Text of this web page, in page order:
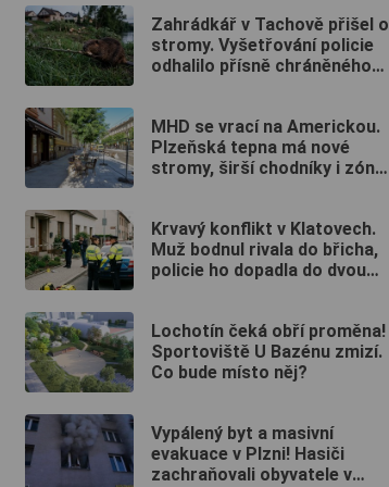
Zahrádkář v Tachově přišel o
stromy. Vyšetřování policie
odhalilo přísně chráněného
MHD se vrací na Americkou.
Plzeňská tepna má nové
stromy, širší chodníky i zónu
Krvavý konflikt v Klatovech.
Muž bodnul rivala do břicha,
policie ho dopadla do dvou
Lochotín čeká obří proměna!
Sportoviště U Bazénu zmizí.
Co bude místo něj?
Vypálený byt a masivní
evakuace v Plzni! Hasiči
zachraňovali obyvatele v